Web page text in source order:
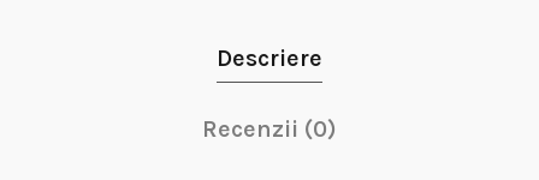
Descriere
Recenzii (0)